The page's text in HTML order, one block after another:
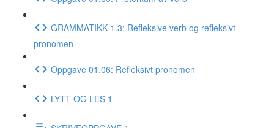
GRAMMATIKK 1.3: Refleksive verb og refleksivt
pronomen
Oppgave 01.06: Refleksivt pronomen
LYTT OG LES 1